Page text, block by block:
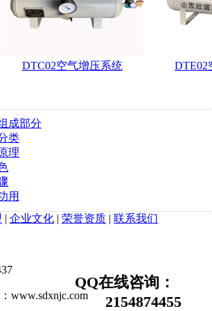
DTC02空气增压系统 DTE02
成部分
类
理
用
| 企业文化 | 荣誉资质 | 联系我们
www.sdxnjc.com
QQ在线咨询：
2154874455